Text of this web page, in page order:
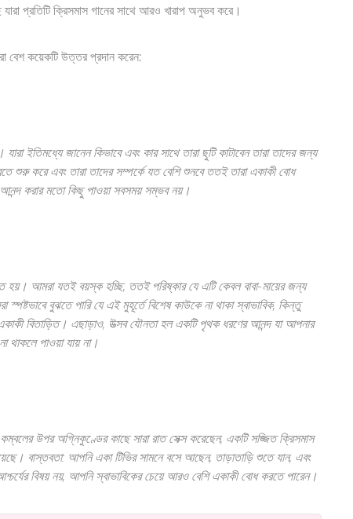
প্রতিটি ক্রিসমাস গানের সাথে আরও খারাপ অনুভব করে।
বেশ কয়েকটি উত্তর প্রদান করেন:
ইতিমধ্যে জানেন কিভাবে এবং কার সাথে তারা ছুটি কাটাবেন তারা তাদের জন্য
শুরু করে এবং তারা তাদের সম্পর্কে যত বেশি শুনবে ততই তারা একাকী বোধ
করার মতো কিছু পাওয়া সবসময় সম্ভব নয়।
হয়। আমরা যতই বয়স্ক হচ্ছি, ততই পরিষ্কার যে এটি কেবল বাবা-মায়ের জন্য
স্পষ্টভাবে বুঝতে পারি যে এই মুহূর্তে বিশেষ কাউকে না থাকা স্বাভাবিক, কিন্তু
বিতাড়িত। এছাড়াও, উত্সব যৌনতা হল একটি পৃথক ধরণের আনন্দ যা আপনার
থাকলে পাওয়া যায় না।
উপর অগ্নিকুণ্ডের কাছে সারা রাত সেক্স করেছেন, একটি সজ্জিত ক্রিসমাস
বাস্তবতা: আপনি একা টিভির সামনে বসে আছেন, তাড়াতাড়ি শুতে যান, এবং
বিষয় নয়, আপনি স্বাভাবিকের চেয়ে আরও বেশি একাকী বোধ করতে পারেন।